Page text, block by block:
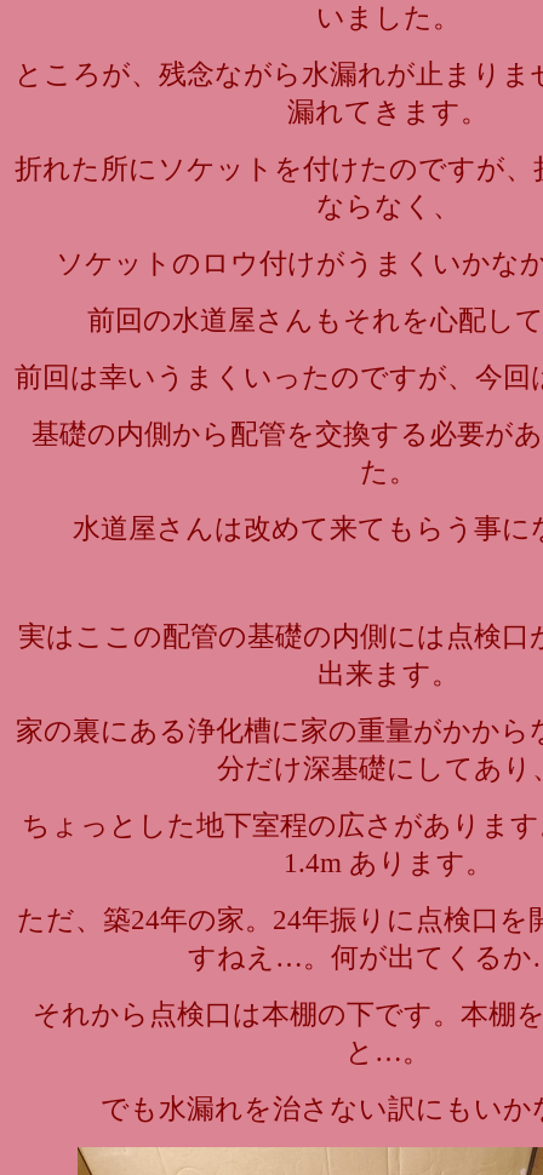
いました。
ところが、残念ながら水漏れが止まり
漏れてきます。
折れた所にソケットを付けたのですが、
ならなく、
ソケットのロウ付けがうまくいかな
前回の水道屋さんもそれを心配し
前回は幸いうまくいったのですが、今
基礎の内側から配管を交換する必要が
た。
水道屋さんは改めて来てもらう事に
実はここの配管の基礎の内側には点検口
出来ます。
家の裏にある浄化槽に家の重量がかから
分だけ深基礎にしてあり
ちょっとした地下室程の広さがあります
1.4m あります。
ただ、築24年の家。24年振りに点検口
すねえ…。何が出てくる
それから点検口は本棚の下です。本棚
と…。
でも水漏れを治さない訳にもい